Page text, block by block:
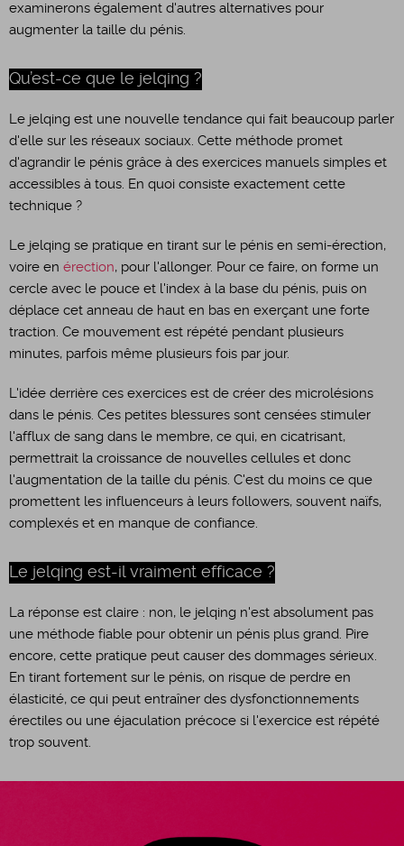
examinerons également d'autres alternatives pour
augmenter la taille du pénis.
Qu’est-ce que le jelqing ?
Le jelqing est une nouvelle tendance qui fait beaucoup parler
d'elle sur les réseaux sociaux. Cette méthode promet
d'agrandir le pénis grâce à des exercices manuels simples et
accessibles à tous. En quoi consiste exactement cette
technique ?
Le jelqing se pratique en tirant sur le pénis en semi-érection,
voire en érection, pour l'allonger. Pour ce faire, on forme un
cercle avec le pouce et l'index à la base du pénis, puis on
déplace cet anneau de haut en bas en exerçant une forte
traction. Ce mouvement est répété pendant plusieurs
minutes, parfois même plusieurs fois par jour.
L'idée derrière ces exercices est de créer des microlésions
dans le pénis. Ces petites blessures sont censées stimuler
l'afflux de sang dans le membre, ce qui, en cicatrisant,
permettrait la croissance de nouvelles cellules et donc
l'augmentation de la taille du pénis. C'est du moins ce que
promettent les influenceurs à leurs followers, souvent naïfs,
complexés et en manque de confiance.
Le jelqing est-il vraiment efficace ?
La réponse est claire : non, le jelqing n'est absolument pas
une méthode fiable pour obtenir un pénis plus grand. Pire
encore, cette pratique peut causer des dommages sérieux.
En tirant fortement sur le pénis, on risque de perdre en
élasticité, ce qui peut entraîner des dysfonctionnements
érectiles ou une éjaculation précoce si l'exercice est répété
trop souvent.